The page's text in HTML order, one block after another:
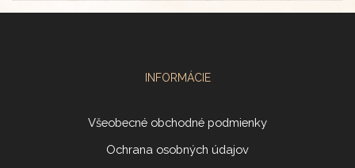
INFORMÁCIE
Všeobecné obchodné podmienky
Ochrana osobných údajov